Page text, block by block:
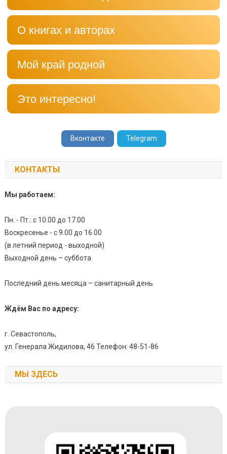
О книгах и авторах
Мой край родной
Это интересно!
Вконтакте Telegram
КОНТАКТЫ
Мы работаем:
Пн. - Пт.: с 10.00 до 17.00
Воскресенье - с 9.00 до 16.00
(в летний период - выходной)
Выходной день – суббота
Последний день месяца – санитарный день
Ждём Вас по адресу:
г. Севастополь,
ул. Генерала Жидилова, 46 Телефон: 48-51-86
МЫ ЗДЕСЬ